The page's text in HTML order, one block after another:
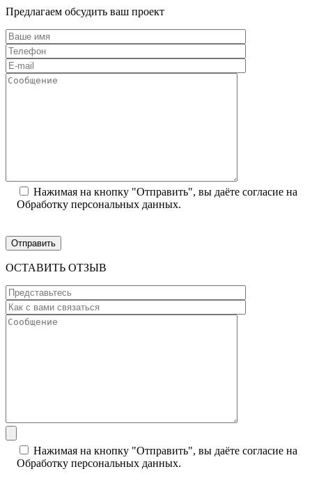
Предлагаем обсудить ваш проект
Нажимая на кнопку "Отправить", вы даёте согласие на
Обработку персональных данных.
ОСТАВИТЬ ОТЗЫВ
Нажимая на кнопку "Отправить", вы даёте согласие на
Обработку персональных данных.